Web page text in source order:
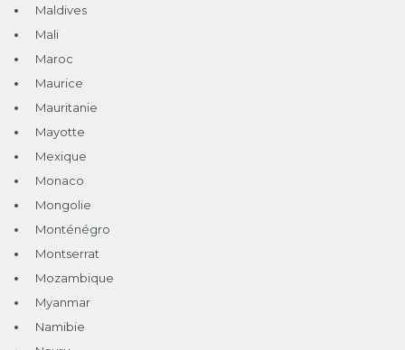
Maldives
Mali
Maroc
Maurice
Mauritanie
Mayotte
Mexique
Monaco
Mongolie
Monténégro
Montserrat
Mozambique
Myanmar
Namibie